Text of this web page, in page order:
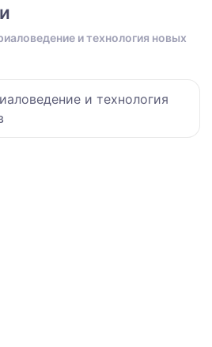
и технология новых
и технология